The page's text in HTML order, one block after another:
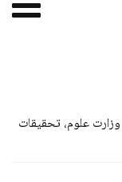
علوم، تحقیقات